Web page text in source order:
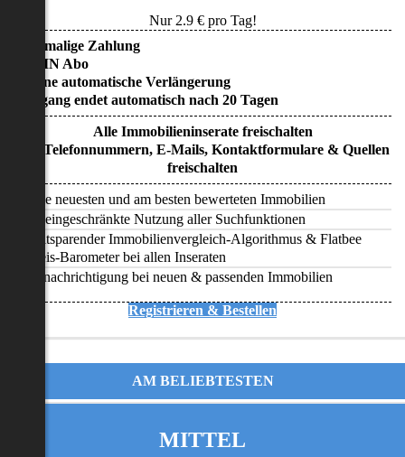
Nur 2.9€ pro Tag!
• Einmalige Zahlung
• KEIN Abo
• Keine automatische Verlängerung
• Zugang endet automatisch nach 20 Tagen
Alle Immobilieninserate freischalten
Alle Telefonnummern, E-Mails, Kontaktformulare & Quellen
freischalten
Alle neuesten und am besten bewerteten Immobilien
Uneingeschränkte Nutzung aller Suchfunktionen
Zeitsparender Immobilienvergleich-Algorithmus & Flatbee
Preis-Barometer bei allen Inseraten
Benachrichtigung bei neuen & passenden Immobilien
Registrieren & Bestellen
AM BELIEBTESTEN
MITTEL